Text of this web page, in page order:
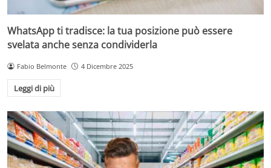
WhatsApp ti tradisce: la tua posizione può essere
svelata anche senza condividerla
Fabio Belmonte 4 Dicembre 2025
Leggi di più